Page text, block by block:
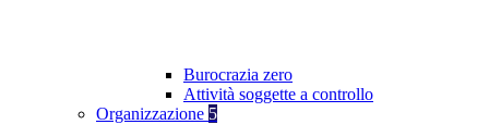
Burocrazia zero
Attività soggette a controllo
Organizzazione 5